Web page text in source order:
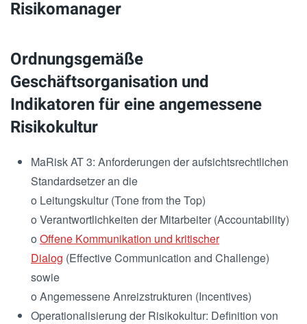
Risikomanager
Ordnungsgemäße
Geschäftsorganisation und
Indikatoren für eine angemessene
Risikokultur
MaRisk AT 3: Anforderungen der aufsichtsrechtlichen
Standardsetzer an die
o Leitungskultur (Tone from the Top)
o Verantwortlichkeiten der Mitarbeiter (Accountability)
o Offene Kommunikation und kritischer
Dialog (Effective Communication and Challenge)
sowie
o Angemessene Anreizstrukturen (Incentives)
Operationalisierung der Risikokultur: Definition von